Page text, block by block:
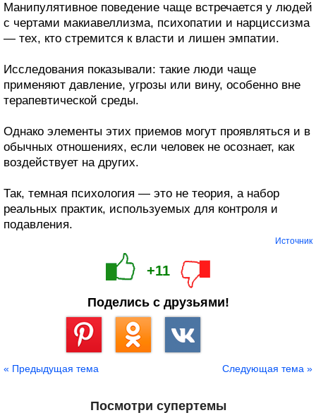
Манипулятивное поведение чаще встречается у людей
с чертами макиавеллизма, психопатии и нарциссизма
— тех, кто стремится к власти и лишен эмпатии.
Исследования показывали: такие люди чаще
применяют давление, угрозы или вину, особенно вне
терапевтической среды.
Однако элементы этих приемов могут проявляться и в
обычных отношениях, если человек не осознает, как
воздействует на других.
Так, темная психология — это не теория, а набор
реальных практик, используемых для контроля и
подавления.
Источник
+11
Поделись с друзьями!
« Предыдущая тема Следующая тема »
Посмотри супертемы